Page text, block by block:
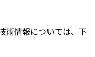
術情報については、下